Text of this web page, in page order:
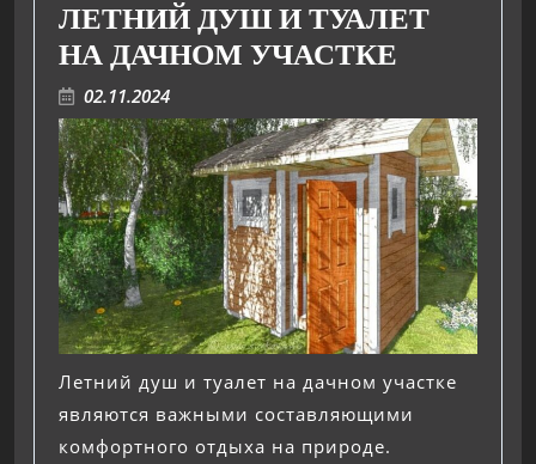
ЛЕТНИЙ ДУШ И ТУАЛЕТ
НА ДАЧНОМ УЧАСТКЕ
02.11.2024
Летний душ и туалет на дачном участке
являются важными составляющими
комфортного отдыха на природе.